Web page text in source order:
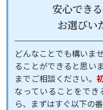
安心でき
お選びい
どんなことでも構いま
ることができると思い
までご相談ください。
なっていることをで
ら、まずはすぐ以下の